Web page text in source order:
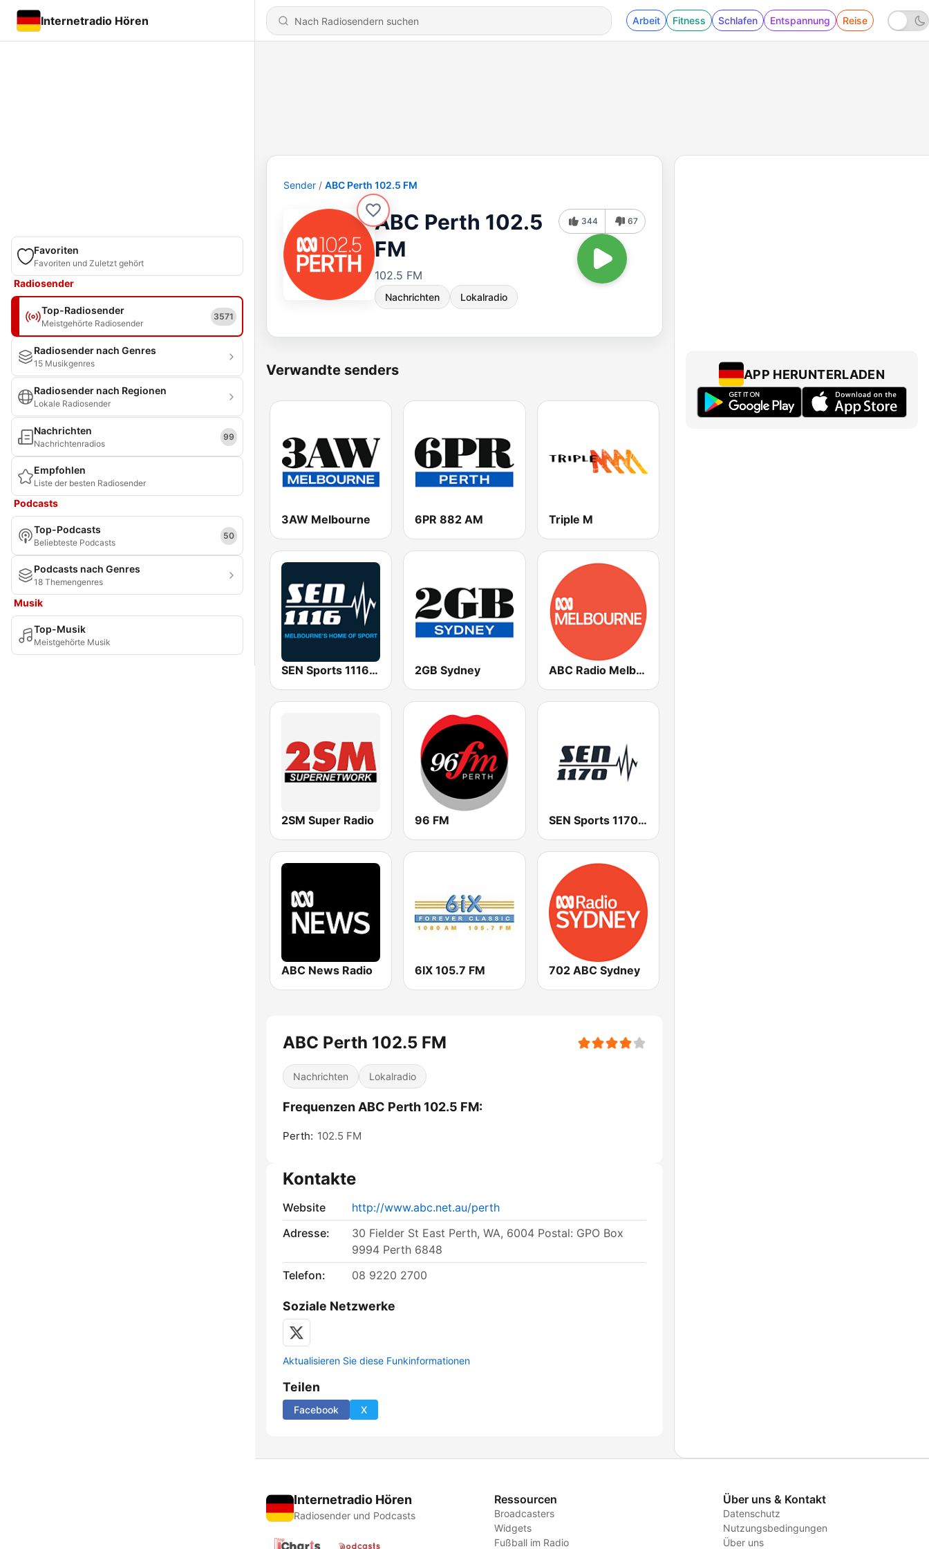
Internetradio Hören Arbeit Fitness Schlafen Entspannung Reise
Favoriten
Favoriten und Zuletzt gehört
Radiosender
Top-Radiosender
Meistgehörte Radiosender
3571
Radiosender nach Genres
15 Musikgenres
Radiosender nach Regionen
Lokale Radiosender
Nachrichten
Nachrichtenradios
99
Empfohlen
Liste der besten Radiosender
Podcasts
Top-Podcasts
Beliebteste Podcasts
50
Podcasts nach Genres
18 Themengenres
Musik
Top-Musik
Meistgehörte Musik
Sender ABC Perth 102.5 FM
ABC Perth 102.5
FM
102.5 FM
Nachrichten Lokalradio
344 67
Verwandte senders
3AW Melbourne 6PR 882 AM Triple M
SEN Sports 1116 AM 2GB Sydney ABC Radio Melbourne
2SM Super Radio 96 FM SEN Sports 1170 Sydney
ABC News Radio 6IX 105.7 FM 702 ABC Sydney
ABC Perth 102.5 FM
Nachrichten Lokalradio
Frequenzen ABC Perth 102.5 FM:
Perth: 102.5 FM
Kontakte
Website
http://www.abc.net.au/perth
Adresse:
30 Fielder St East Perth, WA, 6004 Postal: GPO Box
9994 Perth 6848
Telefon:
08 9220 2700
Soziale Netzwerke
Aktualisieren Sie diese Funkinformationen
Teilen
Facebook X
APP HERUNTERLADEN
Internetradio Hören
Radiosender und Podcasts
Ressourcen
Broadcasters
Widgets
Fußball im Radio
Über uns & Kontakt
Datenschutz
Nutzungsbedingungen
Über uns